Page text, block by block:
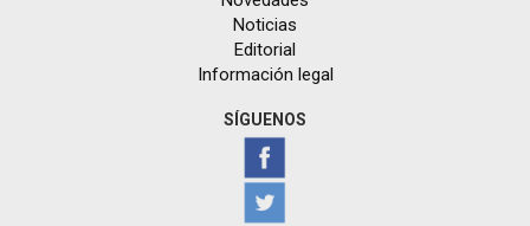
Noticias
Editorial
Información legal
SÍGUENOS